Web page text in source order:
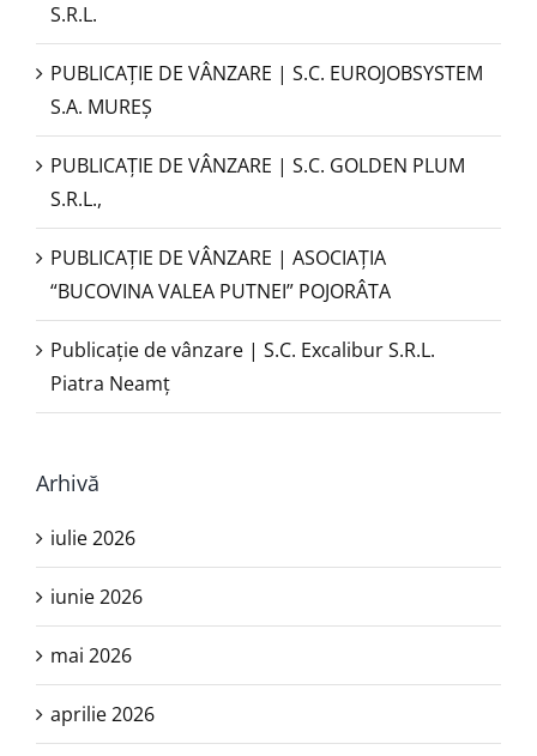
S.R.L.
PUBLICAŢIE DE VÂNZARE | S.C. EUROJOBSYSTEM
S.A. MUREȘ
PUBLICAȚIE DE VÂNZARE | S.C. GOLDEN PLUM
S.R.L.,
PUBLICAŢIE DE VÂNZARE | ASOCIAȚIA
“BUCOVINA VALEA PUTNEI” POJORÂTA
Publicație de vânzare | S.C. Excalibur S.R.L.
Piatra Neamţ
Arhivă
iulie 2026
iunie 2026
mai 2026
aprilie 2026